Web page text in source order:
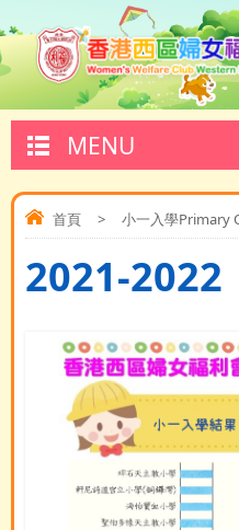
MENU
首頁 > 小一入學Primary
2021-2022